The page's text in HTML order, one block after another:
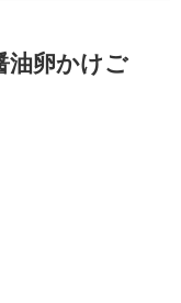
油卵かけご